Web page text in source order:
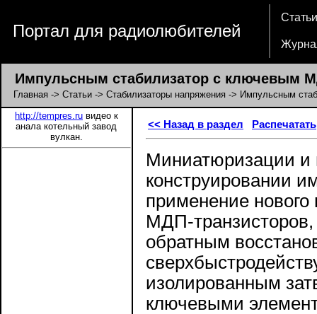
Портал для радиолюбителей
Статьи
Импульсным стабилизатор с ключевым
Главная -> Статьи -> Стабилизаторы напряжения -> Импульсным
http://tempres.ru видео к
анала котельный завод
вулкан.
<< Назад в раздел Распечатать
Миниатюризации
конструировании
применение
МДП-
обратным
изолированным
ключевыми